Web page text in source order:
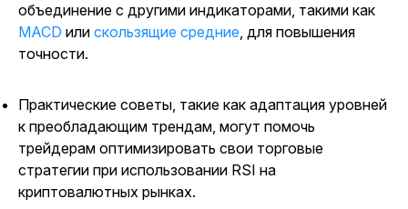
объединение с другими индикаторами, такими как
MACD или скользящие средние, для повышения
точности.
Практические советы, такие как адаптация уровней
к преобладающим трендам, могут помочь
трейдерам оптимизировать свои торговые
стратегии при использовании RSI на
криптовалютных рынках.